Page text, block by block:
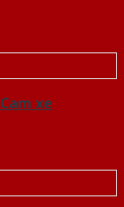
xe